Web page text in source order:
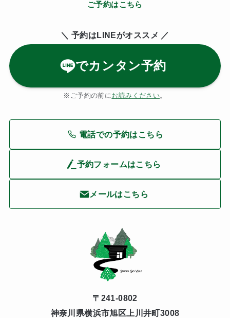
ご予約はこちら
＼ 予約はLINEがオススメ ／
でカンタン予約
※ご予約の前にお読みください。
電話での予約はこちら
予約フォームはこちら
メールはこちら
〒241-0802
神奈川県横浜市旭区上川井町3008